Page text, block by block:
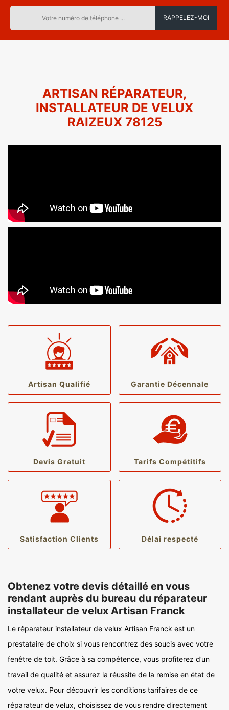
ARTISAN RÉPARATEUR,
INSTALLATEUR DE VELUX
RAIZEUX 78125
Artisan Qualifié Garantie Décennale
Devis Gratuit Tarifs Compétitifs
Satisfaction Clients Délai respecté
Obtenez votre devis détaillé en vous
rendant auprès du bureau du réparateur
installateur de velux Artisan Franck
Le réparateur installateur de velux Artisan Franck est un
prestataire de choix si vous rencontrez des soucis avec votre
fenêtre de toit. Grâce à sa compétence, vous profiterez d’un
travail de qualité et assurez la réussite de la remise en état de
votre velux. Pour découvrir les conditions tarifaires de ce
réparateur de velux, choisissez de vous rendre directement